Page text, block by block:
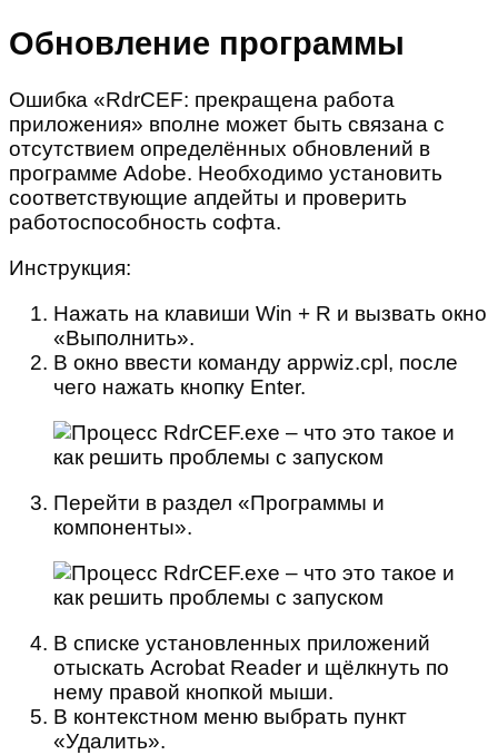
Обновление программы
Ошибка «RdrCEF: прекращена работа
приложения» вполне может быть связана с
отсутствием определённых обновлений в
программе Adobe. Необходимо установить
соответствующие апдейты и проверить
работоспособность софта.
Инструкция:
Нажать на клавиши Win + R и вызвать окно
«Выполнить».
В окно ввести команду appwiz.cpl, после
чего нажать кнопку Enter.
Перейти в раздел «Программы и
компоненты».
В списке установленных приложений
отыскать Acrobat Reader и щёлкнуть по
нему правой кнопкой мыши.
В контекстном меню выбрать пункт
«Удалить».